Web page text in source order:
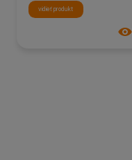
vidieť produkt